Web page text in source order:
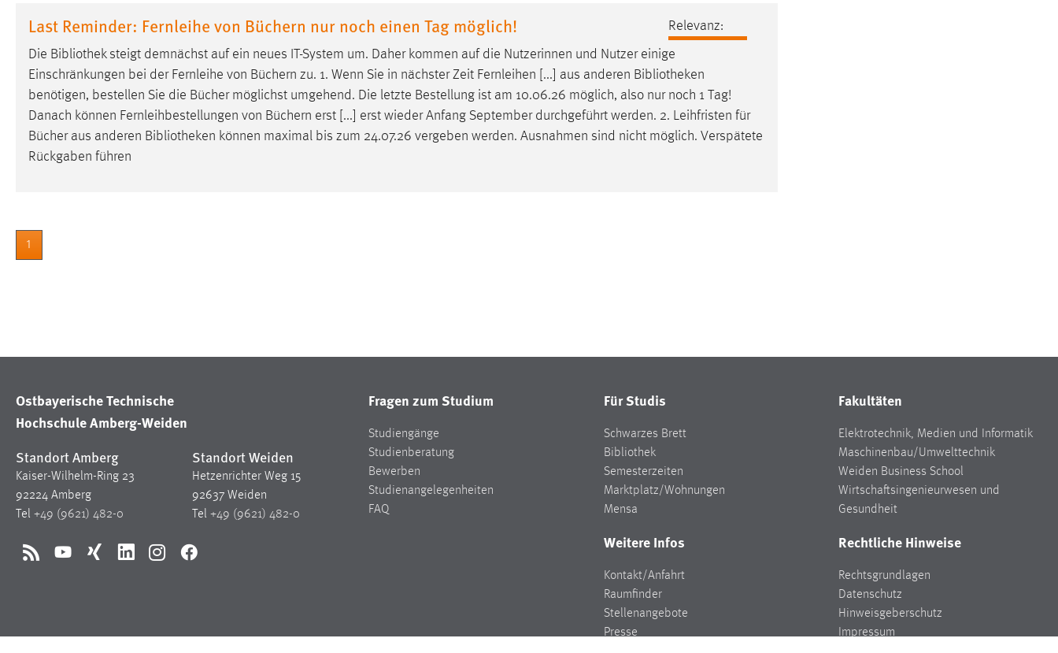
Last Reminder: Fernleihe von Büchern nur noch einen Tag möglich!
Relevanz:
Die Bibliotheksteigt demnächst auf ein neues IT-System um. Daher kommen auf die Nutzerinnen und Nutzer einige
Einschränkungen bei der Fernleihe von Büchern zu. 1. Wenn Sie in nächster Zeit Fernleihen [...] aus anderen Bibliotheken
benötigen, bestellen Sie die Bücher möglichst umgehend. Die letzte Bestellung ist am 10.06.26 möglich, also nur noch 1 Tag!
Danach können Fernleihbestellungen von Büchern erst [...] erst wieder Anfang September durchgeführt werden. 2. Leihfristen für
Bücher aus anderen Bibliotheken können maximal bis zum 24.07.26 vergeben werden. Ausnahmen sind nicht möglich. Verspätete
Rückgaben führen
1
Ostbayerische Technische
Hochschule Amberg-Weiden
Standort Amberg
Kaiser-Wilhelm-Ring 23
92224 Amberg
Tel +49 (9621) 482-0
Standort Weiden
Hetzenrichter Weg 15
92637 Weiden
Tel +49 (9621) 482-0
RSS YouTubeXing LinkedInInstagramFacebook
Fragen zum Studium
Studiengänge
Studienberatung
Bewerben
Studienangelegenheiten
FAQ
Für Studis
Schwarzes Brett
Bibliothek
Semesterzeiten
Marktplatz/Wohnungen
Mensa
Fakultäten
Elektrotechnik, Medien und Informatik
Maschinenbau/Umwelttechnik
Weiden Business School
Wirtschaftsingenieurwesen und
Gesundheit
Weitere Infos
Kontakt/Anfahrt
Raumfinder
Stellenangebote
Presse
Rechtliche Hinweise
Rechtsgrundlagen
Datenschutz
Hinweisgeberschutz
Impressum
Website erforderlich.
Einverständnis
Name: cookie_consent
Dieser Cookie speichert die
ausgewählten Einverständnis-Optionen
Name: site-language-preference
Sprache der Website.
Cookie Laufzeit:
Name:
MibewSessionID, MIBEW_UserID,